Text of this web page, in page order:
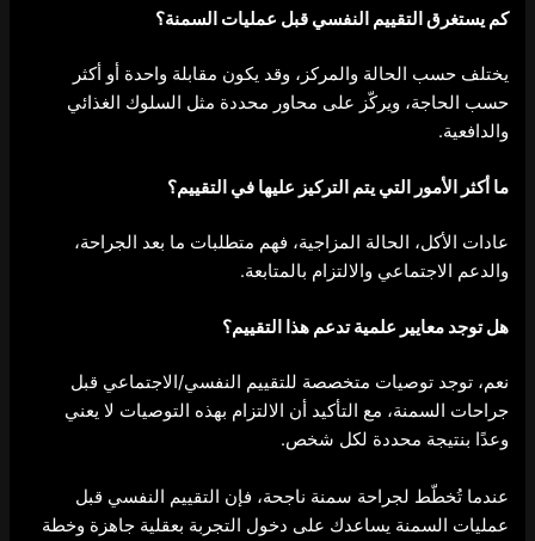
كم يستغرق التقييم النفسي قبل عمليات السمنة؟
يختلف حسب الحالة والمركز، وقد يكون مقابلة واحدة أو أكثر
حسب الحاجة، ويركّز على محاور محددة مثل السلوك الغذائي
والدافعية.
ما أكثر الأمور التي يتم التركيز عليها في التقييم؟
عادات الأكل، الحالة المزاجية، فهم متطلبات ما بعد الجراحة،
والدعم الاجتماعي والالتزام بالمتابعة.
هل توجد معايير علمية تدعم هذا التقييم؟
نعم، توجد توصيات متخصصة للتقييم النفسي/الاجتماعي قبل
جراحات السمنة، مع التأكيد أن الالتزام بهذه التوصيات لا يعني
وعدًا بنتيجة محددة لكل شخص.
عندما تُخطّط لجراحة سمنة ناجحة، فإن التقييم النفسي قبل
عمليات السمنة يساعدك على دخول التجربة بعقلية جاهزة وخطة